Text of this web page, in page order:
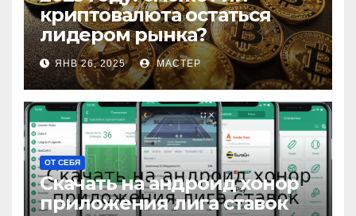
криптовалюта остаться
лидером рынка?
ЯНВ 26, 2025 МАСТЕР
ОТ СЕБЯ
Скачать на андроид хонор
приложения лига ставок